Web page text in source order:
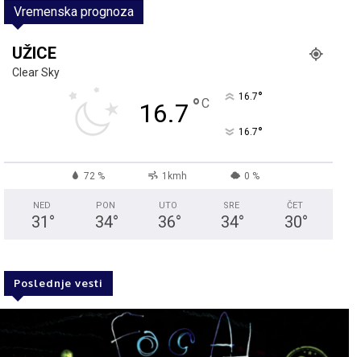
Vremenska prognoza
UŽICE
Clear Sky
16.7 °C 16.7°
16.7°
72 % 1kmh 0 %
NED
31 °
PON
34°
UTO
36°
SRE
34°
ČET
30°
Poslednje vesti